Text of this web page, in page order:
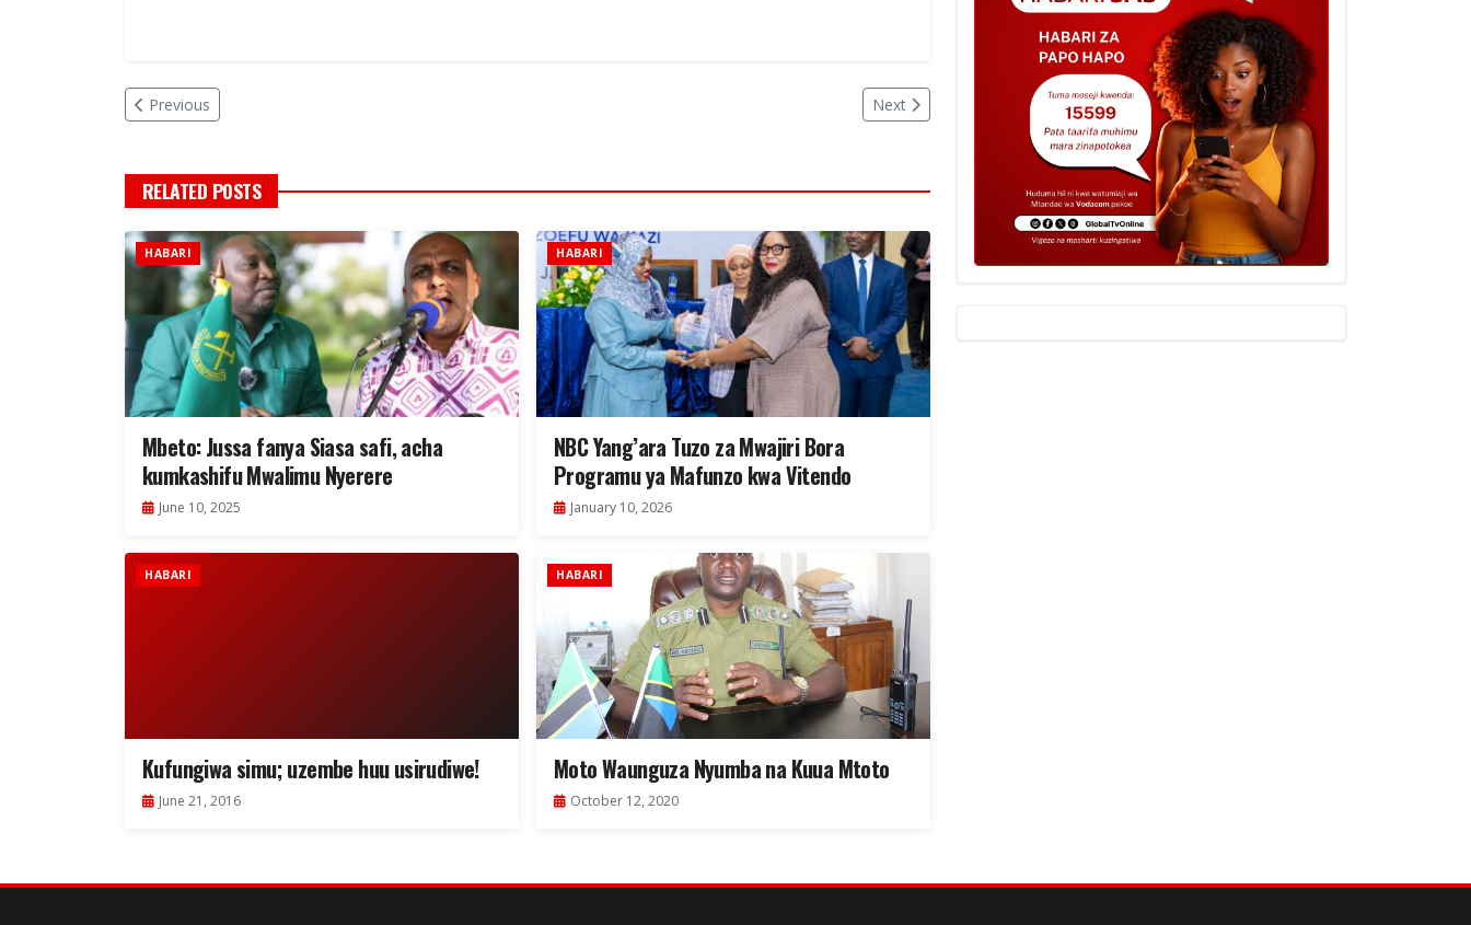
Previous Next
RELATED POSTS
HABARI
Mbeto: Jussa fanya Siasa safi, acha
kumkashifu Mwalimu Nyerere
June 10, 2025
HABARI
NBC Yang’ara Tuzo za Mwajiri Bora
Programu ya Mafunzo kwa Vitendo
January 10, 2026
HABARI
Kufungiwa simu; uzembe huu usirudiwe!
June 21, 2016
HABARI
Moto Waunguza Nyumba na Kuua Mtoto
October 12, 2020